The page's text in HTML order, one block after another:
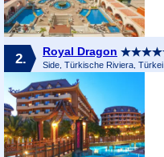
2. Royal Dragon
Side, Türkische Riviera, Türkei